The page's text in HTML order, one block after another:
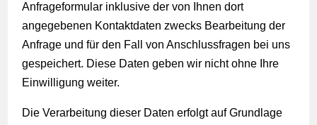
Anfrageformular inklusive der von Ihnen dort
angegebenen Kontaktdaten zwecks Bearbeitung der
Anfrage und für den Fall von Anschlussfragen bei uns
gespeichert. Diese Daten geben wir nicht ohne Ihre
Einwilligung weiter.
Die Verarbeitung dieser Daten erfolgt auf Grundlage